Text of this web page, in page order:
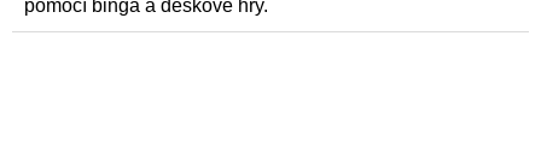
pomocí binga a deskové hry.